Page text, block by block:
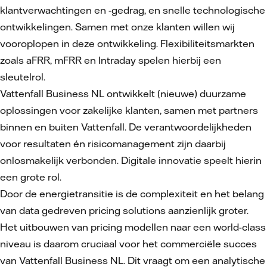
klantverwachtingen en -gedrag, en snelle technologische
ontwikkelingen. Samen met onze klanten willen wij
vooroplopen in deze ontwikkeling. Flexibiliteitsmarkten
zoals aFRR, mFRR en Intraday spelen hierbij een
sleutelrol.
Vattenfall Business NL ontwikkelt (nieuwe) duurzame
oplossingen voor zakelijke klanten, samen met partners
binnen en buiten Vattenfall. De verantwoordelijkheden
voor resultaten én risicomanagement zijn daarbij
onlosmakelijk verbonden. Digitale innovatie speelt hierin
een grote rol.
Door de energietransitie is de complexiteit en het belang
van data gedreven pricing solutions aanzienlijk groter.
Het uitbouwen van pricing modellen naar een world-class
niveau is daarom cruciaal voor het commerciële succes
van Vattenfall Business NL. Dit vraagt om een analytische